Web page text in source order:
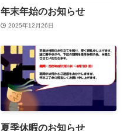
年末年始のお知らせ
2025年12月26日
夏季休暇のお知らせ